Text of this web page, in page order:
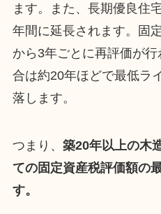
ます。また、長期優良住
年間に延長されます。固
から3年ごとに再評価が
合は約20年ほどで最低ラ
落します。
つまり、 築20年以上の木
ての固定資産税評価額の
す。